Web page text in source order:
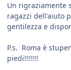
Un rigraziamente
ragazzi dell'aiuto
gentilezza e
P.s. Roma è
piedi!!!!!!!